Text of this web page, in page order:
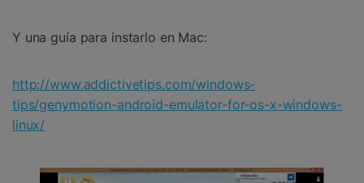
Y una guía para instarlo en Mac:
http://www.addictivetips.com/windows-
tips/genymotion-android-emulator-for-os-x-windows-
linux/